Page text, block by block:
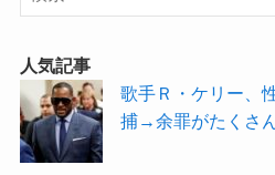
人気記事
歌手Ｒ・ケリー、
捕→余罪がたくさ